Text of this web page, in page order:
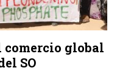
comercio global
SO